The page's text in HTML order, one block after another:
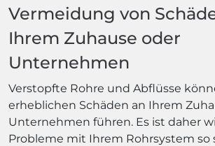
Vermeidung von
Ihrem Zuhause oder
Unternehmen
Verstopfte Rohre und Abflüsse
erheblichen Schäden an Ihrem
Unternehmen führen. Es ist daher
Probleme mit Ihrem Rohrsystem so